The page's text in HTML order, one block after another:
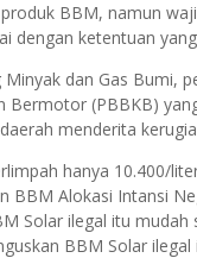
BBM, namun
dengan ketentuan
dan Gas Bumi,
(PBBKB)
menderita
hanya 10.400/
BBM Alokasi Intansi
Solar ilegal itu mudah
BBM Solar